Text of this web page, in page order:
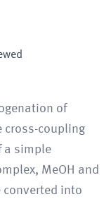
of
cross-coupling
a simple
MeOH and
converted into